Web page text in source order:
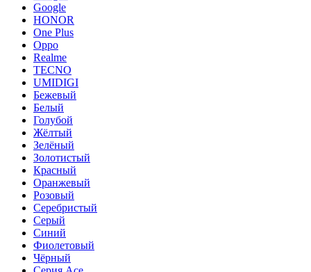
Google
HONOR
One Plus
Oppo
Realme
TECNO
UMIDIGI
Бежевый
Белый
Голубой
Жёлтый
Зелёный
Золотистый
Красный
Оранжевый
Розовый
Серебристый
Серый
Синий
Фиолетовый
Чёрный